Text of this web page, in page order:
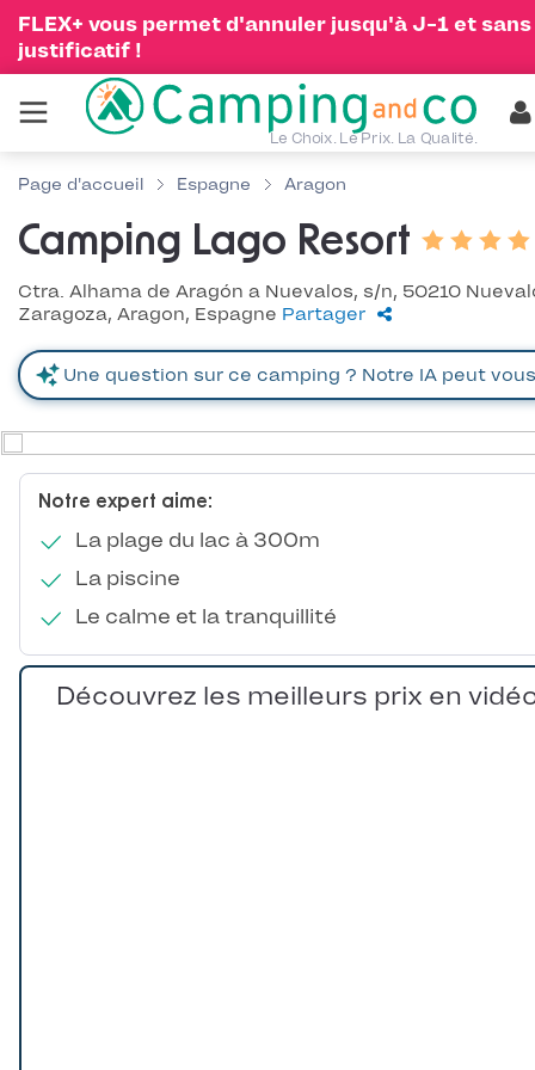
FLEX+ vous permet d'annuler jusqu'à J-1 et sans
justificatif !
Le Choix. Le Prix. La Qualité.
Page d'accueil Espagne Aragon
Camping Lago Resort
Ctra. Alhama de Aragón a Nuevalos, s/n, 50210
Zaragoza, Aragon, Espagne Partager
Notre expert aime:
La plage du lac à 300m
La piscine
Le calme et la tranquillité
Découvrez les meilleurs prix en